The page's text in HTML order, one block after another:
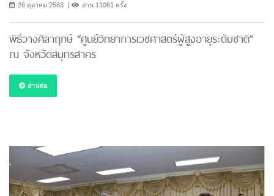
26 ตุลาคม 2563 อ่าน 11061 ครั้ง
พิธีวางศิลาฤกษ์ “ศูนย์วิทยาการเวชศาสตร์ผู้สูงอายุระดับชาติ”
ณ จังหวัดสมุทรสาคร
อ่านต่อ